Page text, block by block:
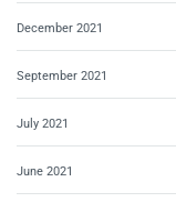
December 2021
September 2021
July 2021
June 2021